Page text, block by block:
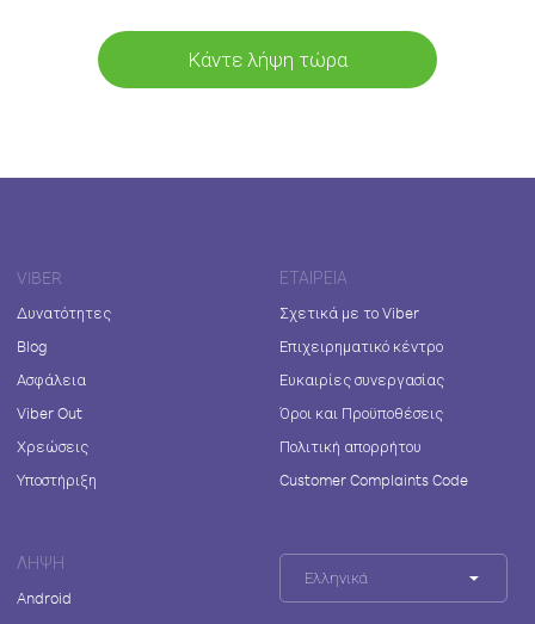
Κάντε λήψη τώρα
VIBER
Δυνατότητες
Blog
Ασφάλεια
Viber Out
Χρεώσεις
Υποστήριξη
ΕΤΑΙΡΕΊΑ
Σχετικά με το Viber
Επιχειρηματικό κέντρο
Ευκαιρίες συνεργασίας
Όροι και Προϋποθέσεις
Πολιτική απορρήτου
Customer Complaints Code
ΛΉΨΗ
Android
Ελληνικά